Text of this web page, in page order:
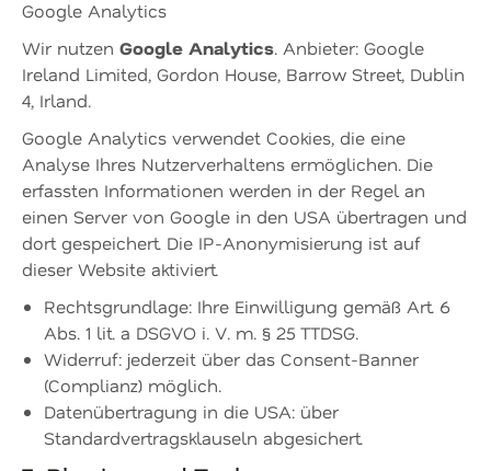
Google Analytics
Wir nutzen Google Analytics. Anbieter: Google
Ireland Limited, Gordon House, Barrow Street, Dublin
4, Irland.
Google Analytics verwendet Cookies, die eine
Analyse Ihres Nutzerverhaltens ermöglichen. Die
erfassten Informationen werden in der Regel an
einen Server von Google in den USA übertragen und
dort gespeichert. Die IP-Anonymisierung ist auf
dieser Website aktiviert.
Rechtsgrundlage: Ihre Einwilligung gemäß Art. 6
Abs. 1 lit. a DSGVO i. V. m. § 25 TTDSG.
Widerruf: jederzeit über das Consent-Banner
(Complianz) möglich.
Datenübertragung in die USA: über
Standardvertragsklauseln abgesichert.